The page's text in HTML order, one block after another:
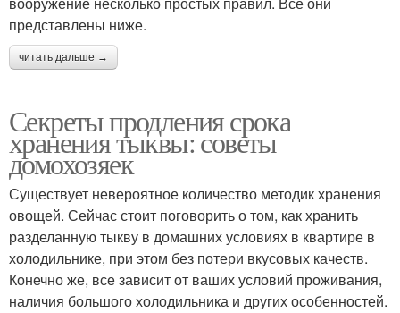
представлены ниже.
читать дальше →
Секреты продления срока
хранения тыквы: советы
домохозяек
Существует невероятное количество методик хранения
овощей. Сейчас стоит поговорить о том, как хранить
разделанную тыкву в домашних условиях в квартире в
холодильнике, при этом без потери вкусовых качеств.
Конечно же, все зависит от ваших условий проживания,
наличия большого холодильника и других особенностей.